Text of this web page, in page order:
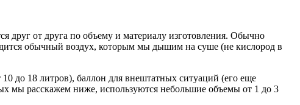
друг от друга по объему и материалу изготовления. Обычно
обычный воздух, которым мы дышим на суше (не кислород в
до 18 литров), баллон для внештатных ситуаций (его еще
мы расскажем ниже, используются небольшие объемы от 1 до 3